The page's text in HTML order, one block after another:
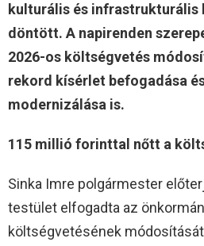
kulturális és infrastrukturális
döntött. A napirenden
2026-os költségvetés
rekord kísérlet befogadása
modernizálása is.
115 millió forinttal nőtt a
Sinka Imre polgármester
testület elfogadta az
költségvetésének